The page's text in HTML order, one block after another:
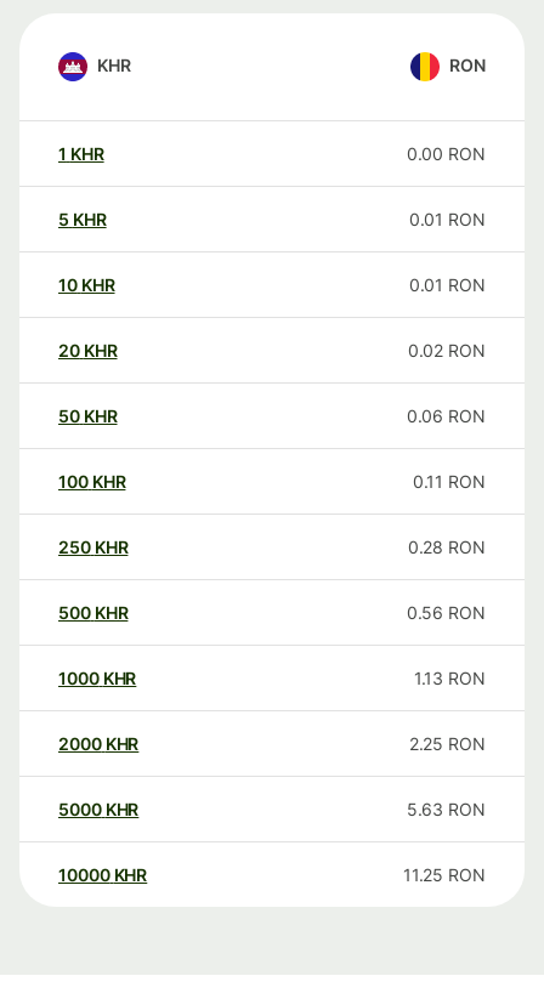
KHR RON
1 KHR 0.00 RON
5 KHR 0.01 RON
10 KHR 0.01 RON
20 KHR 0.02 RON
50 KHR 0.06 RON
100 KHR 0.11 RON
250 KHR 0.28 RON
500 KHR 0.56 RON
1000 KHR 1.13 RON
2000 KHR 2.25 RON
5000 KHR 5.63 RON
10000 KHR 11.25 RON